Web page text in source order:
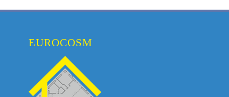
EUROCOSM